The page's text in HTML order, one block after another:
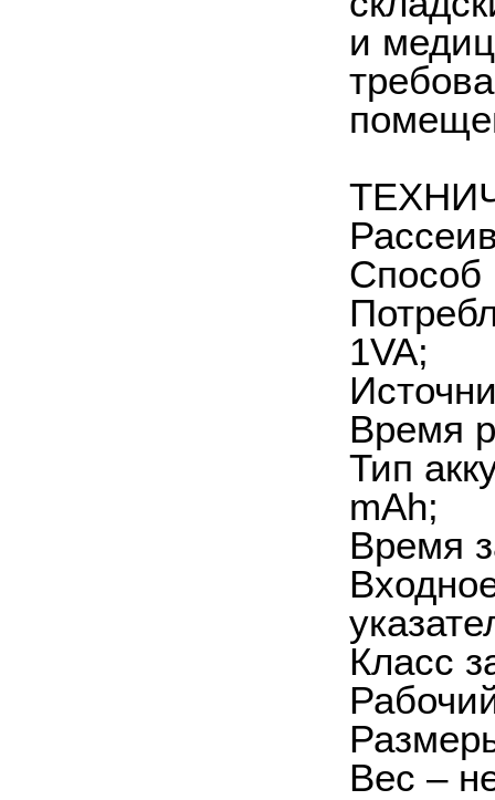
и
Способ
1VA;
Время
Тип
mAh;
Время
Класс
Вес –